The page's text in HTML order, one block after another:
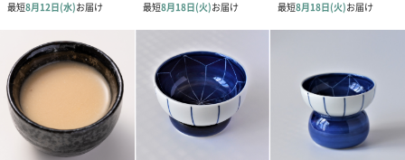
原材料
製造国
配送方法
通常配送